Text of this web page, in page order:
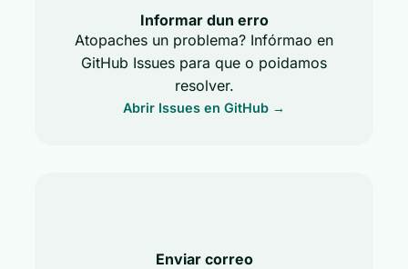
Informar dun erro
Atopaches un problema? Infórmao en
GitHub Issues para que o poidamos
resolver.
Abrir Issues en GitHub →
Enviar correo